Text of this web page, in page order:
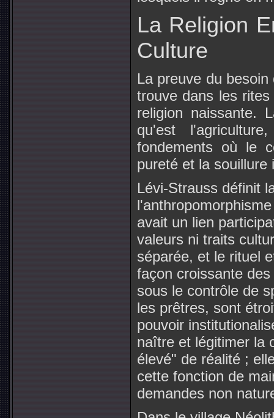
La Religion
Culture
La preuve du
trouve dans les
religion naissante.
qu'est
fondements où le
pureté et la souillure
Lévi-Strauss définit
avait un lien
valeurs ni traits
séparée, et le rituel
façon croissante
sous le contrôle de
les prêtres, sont
pouvoir
naître et légitimer la
élevé" de réalité ;
cette fonction de
demandes non